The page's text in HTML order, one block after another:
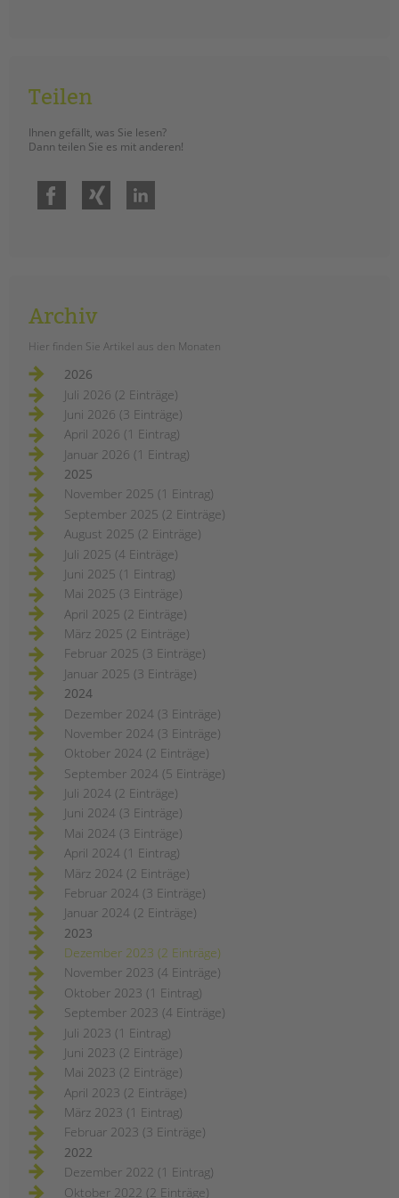
Teilen
Ihnen gefällt, was Sie lesen?
Dann teilen Sie es mit anderen!
Facebook
Archiv
Hier finden Sie Artikel aus den Monaten
2026
Juli 2026 (2 Einträge)
Juni 2026 (3 Einträge)
April 2026 (1 Eintrag)
Januar 2026 (1 Eintrag)
2025
November 2025 (1 Eintrag)
September 2025 (2 Einträge)
August 2025 (2 Einträge)
Juli 2025 (4 Einträge)
Juni 2025 (1 Eintrag)
Mai 2025 (3 Einträge)
April 2025 (2 Einträge)
März 2025 (2 Einträge)
Februar 2025 (3 Einträge)
Januar 2025 (3 Einträge)
2024
Dezember 2024 (3 Einträge)
November 2024 (3 Einträge)
Oktober 2024 (2 Einträge)
September 2024 (5 Einträge)
Juli 2024 (2 Einträge)
Juni 2024 (3 Einträge)
Mai 2024 (3 Einträge)
April 2024 (1 Eintrag)
März 2024 (2 Einträge)
Februar 2024 (3 Einträge)
Januar 2024 (2 Einträge)
2023
Dezember 2023 (2 Einträge)
November 2023 (4 Einträge)
Oktober 2023 (1 Eintrag)
September 2023 (4 Einträge)
Juli 2023 (1 Eintrag)
Juni 2023 (2 Einträge)
Mai 2023 (2 Einträge)
April 2023 (2 Einträge)
März 2023 (1 Eintrag)
Februar 2023 (3 Einträge)
2022
Dezember 2022 (1 Eintrag)
Oktober 2022 (2 Einträge)